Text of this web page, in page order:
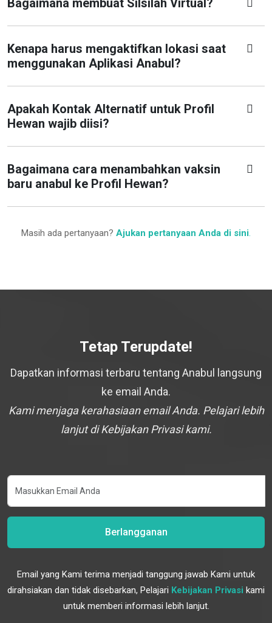
Bagaimana membuat Silsilah Virtual?
Kenapa harus mengaktifkan lokasi saat
menggunakan Aplikasi Anabul?
Apakah Kontak Alternatif untuk Profil
Hewan wajib diisi?
Bagaimana cara menambahkan vaksin
baru anabul ke Profil Hewan?
Masih ada pertanyaan? Ajukan pertanyaan Anda di sini.
Tetap Terupdate!
Dapatkan informasi terbaru tentang Anabul langsung
ke email Anda.
Kami menjaga kerahasiaan email Anda. Pelajari lebih
lanjut di Kebijakan Privasi kami.
Berlangganan
Email yang Kami terima menjadi tanggung jawab Kami untuk
dirahsiakan dan tidak disebarkan, Pelajari Kebijakan Privasi kami
untuk memberi informasi lebih lanjut.